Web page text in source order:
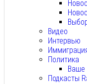
Видео
Интервью
Политика
Ваше
Подкасты